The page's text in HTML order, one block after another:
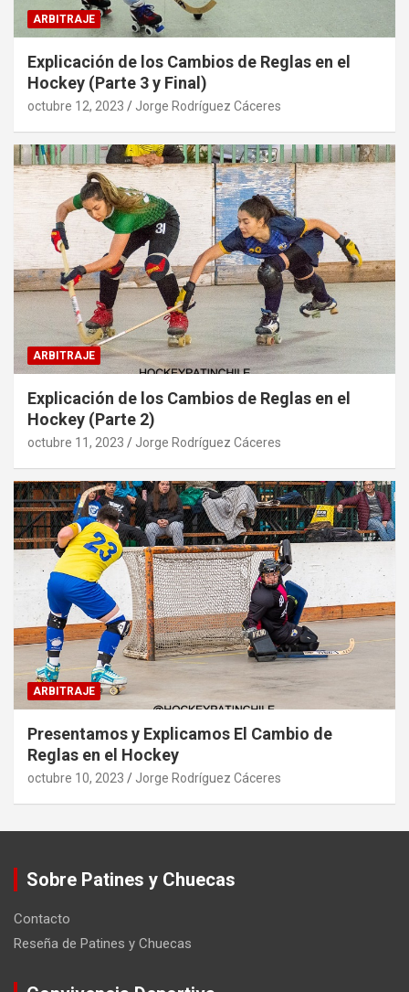
ARBITRAJE
Explicación de los Cambios de Reglas en el
Hockey (Parte 3 y Final)
octubre 12, 2023 Jorge Rodríguez Cáceres
ARBITRAJE
Explicación de los Cambios de Reglas en el
Hockey (Parte 2)
octubre 11, 2023 Jorge Rodríguez Cáceres
ARBITRAJE
Presentamos y Explicamos El Cambio de
Reglas en el Hockey
octubre 10, 2023 Jorge Rodríguez Cáceres
Sobre Patines y Chuecas
Contacto
Reseña de Patines y Chuecas